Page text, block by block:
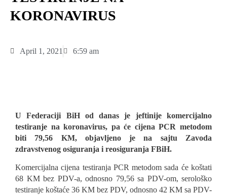
KORONAVIRUS
April 1, 2021 6:59 am
U Federaciji BiH od danas je jeftinije komercijalno
testiranje na koronavirus, pa će cijena PCR metodom
biti 79,56 KM, objavljeno je na sajtu Zavoda
zdravstvenog osiguranja i reosiguranja FBiH.
Komercijalna cijena testiranja PCR metodom sada će koštati
68 KM bez PDV-a, odnosno 79,56 sa PDV-om, serološko
testiranje koštaće 36 KM bez PDV, odnosno 42 KM sa PDV-